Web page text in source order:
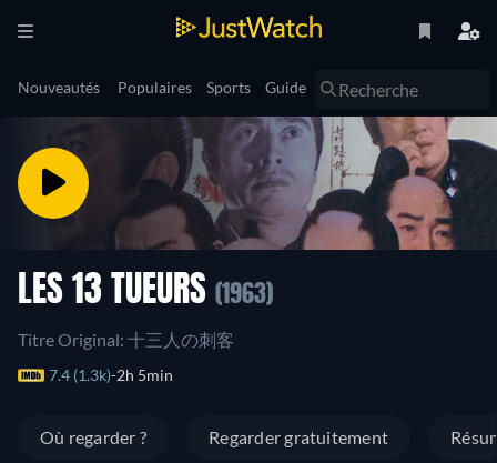
Nouveautés Populaires Sports Guide
LES 13 TUEURS (1963)
Titre Original: 十三人の刺客
7.4 (1.3k) 2h 5min
Où regarder ? Regarder gratuitement